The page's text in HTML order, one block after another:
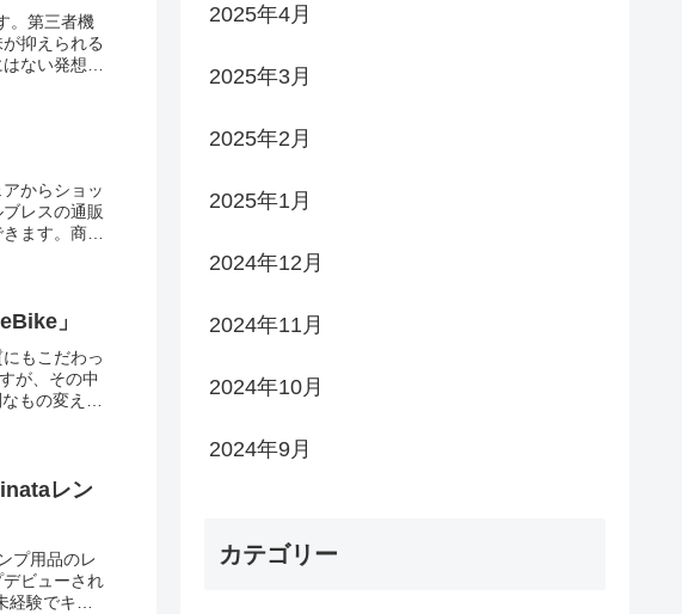
。第三者機
抑えられる
ない発想と
なたを驚か
からショッ
レスの通販
ます。商品
ナップを充
」
もこだわっ
が、その中
もの変える
レン
プ用品のレ
ビューされ
験でキャ
2025年4月
2025年3月
2025年2月
2025年1月
2024年12月
2024年11月
2024年10月
2024年9月
カテゴリー